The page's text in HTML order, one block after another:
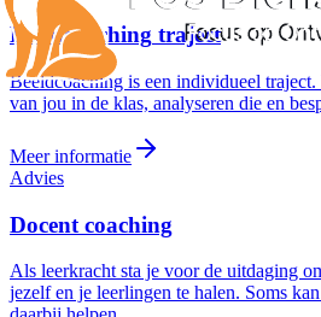
Beeldcoaching traject
Beeldcoaching is een individueel traject.
van jou in de klas, analyseren die en
Meer informatie
Advies
Docent coaching
Als leerkracht sta je voor de uitdaging
jezelf en je leerlingen te halen. Soms